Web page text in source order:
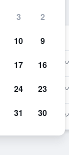
Provider for روس بي آند بي
Provider for روس بي آند بي
Provider for روس بي آند بي
2
3
9
10
16
17
23
24
30
31